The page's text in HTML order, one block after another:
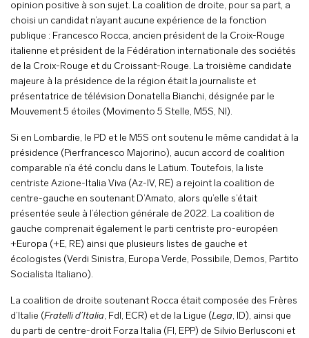
opinion positive à son sujet. La coalition de droite, pour sa part, a
choisi un candidat n’ayant aucune expérience de la fonction
publique : Francesco Rocca, ancien président de la Croix-Rouge
italienne et président de la Fédération internationale des sociétés
de la Croix-Rouge et du Croissant-Rouge. La troisième candidate
majeure à la présidence de la région était la journaliste et
présentatrice de télévision Donatella Bianchi, désignée par le
Mouvement 5 étoiles (Movimento 5 Stelle, M5S, NI).
Si en Lombardie, le PD et le M5S ont soutenu le même candidat à la
présidence (Pierfrancesco Majorino), aucun accord de coalition
comparable n’a été conclu dans le Latium. Toutefois, la liste
centriste Azione-Italia Viva (Az-IV, RE) a rejoint la coalition de
centre-gauche en soutenant D’Amato, alors qu’elle s’était
présentée seule à l’élection générale de 2022. La coalition de
gauche comprenait également le parti centriste pro-européen
+Europa (+E, RE) ainsi que plusieurs listes de gauche et
écologistes (Verdi Sinistra, Europa Verde, Possibile, Demos, Partito
Socialista Italiano).
La coalition de droite soutenant Rocca était composée des Frères
d’Italie (Fratelli d’Italia, FdI, ECR) et de la Ligue (Lega, ID), ainsi que
du parti de centre-droit Forza Italia (FI, EPP) de Silvio Berlusconi et